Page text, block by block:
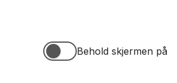
Behold skjermen på
Behold skjermen på